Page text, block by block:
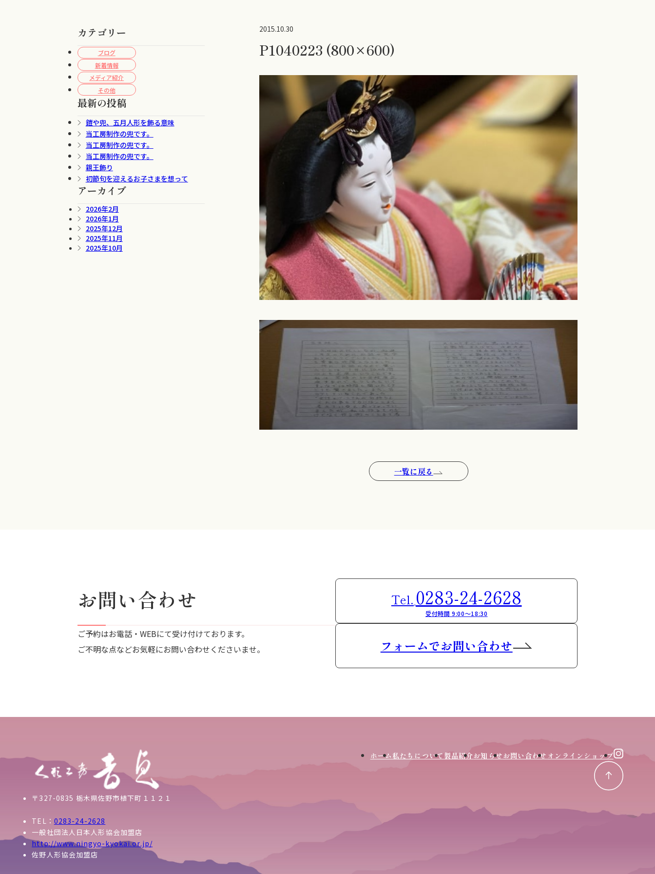
カテゴリー
ブログ
新着情報
メディア紹介
その他
最新の投稿
鎧や兜、五月人形を飾る意味
当工房制作の兜です。
当工房制作の兜です。
当工房制作の兜です。
親王飾り
初節句を迎えるお子さまを想って
アーカイブ
2026年2月
2026年1月
2025年12月
2025年11月
2025年10月
2015.10.30
P1040223 (800×600)
一覧に戻る
お問い合わせ
ご予約はお電話・WEBにて受け付けております。
ご不明な点などお気軽にお問い合わせくださいませ。
Tel. 0283-24-2628
受付時間 9:00～18:30
フォームでお問い合わせ
〒327-0835 栃木県佐野市植下町１１２１
TEL： 0283-24-2628
一般社団法人日本人形協会加盟店
http://www.ningyo-kyokai.or.jp/
佐野人形協会加盟店
ホーム私たちについて 製品紹介お知らせお問い合わせ オンラインショップ